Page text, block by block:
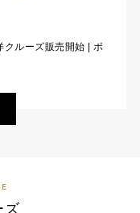
クルーズ販売開始 | ポ
ズ